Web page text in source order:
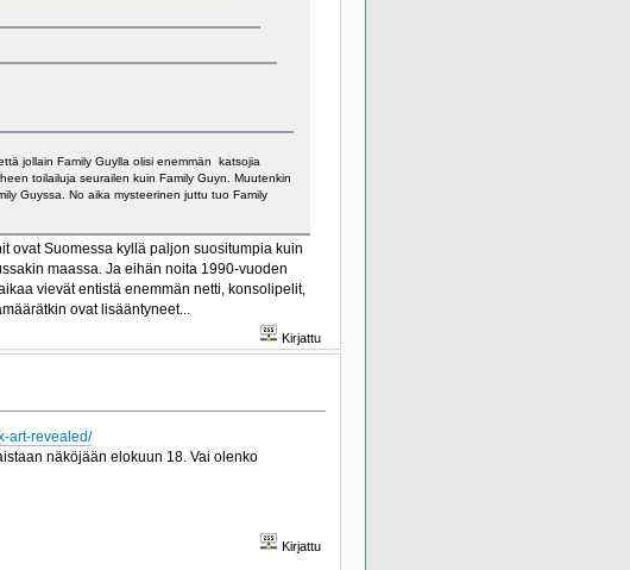
jollain Family Guylla olisi enemmän katsojia
toilailuja seurailen kuin Family Guyn. Muutenkin
Guyssa. No aika mysteerinen juttu tuo Family
ovat Suomessa kyllä paljon suositumpia kuin
maassa. Ja eihän noita 1990-vuoden
vievät entistä enemmän netti, konsolipelit,
ovat lisääntyneet...
Kirjattu
art-revealed/
näköjään elokuun 18. Vai olenko
Kirjattu